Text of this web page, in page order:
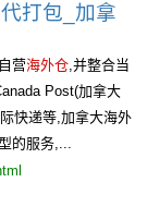
打包_加拿
营海外仓,并整合当
Post(加拿大
快递等,加拿大海外
的服务,...